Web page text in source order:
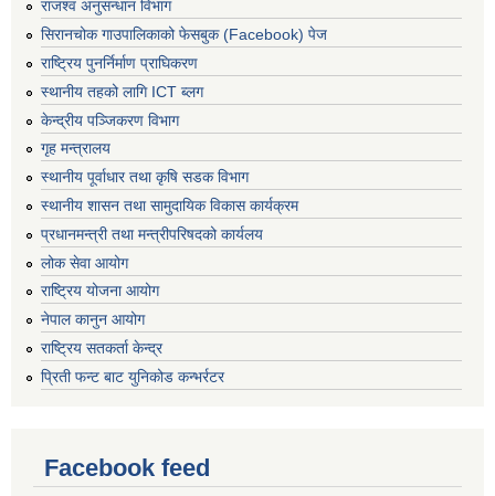
राजश्व अनुसन्धान विभाग
सिरानचोक गाउपालिकाको फेसबुक (Facebook) पेज
राष्ट्रिय पुनर्निर्माण प्राघिकरण
स्थानीय तहको लागि ICT ब्लग
केन्द्रीय पञ्जिकरण विभाग
गृह मन्त्रालय
स्थानीय पूर्वाधार तथा कृषि सडक विभाग
स्थानीय शासन तथा सामुदायिक विकास कार्यक्रम
प्रधानमन्त्री तथा मन्त्रीपरिषदको कार्यलय
लोक सेवा आयोग
राष्ट्रिय योजना आयोग
नेपाल कानुन आयोग
राष्ट्रिय सतकर्ता केन्द्र
प्रिती फन्ट बाट युनिकोड कन्भर्रटर
Facebook feed